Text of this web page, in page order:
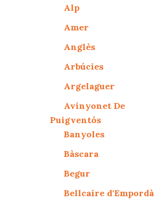
Alp
Amer
Anglès
Arbúcies
Argelaguer
Avinyonet De
Puigventós
Banyoles
Bàscara
Begur
Bellcaire d'Empordà